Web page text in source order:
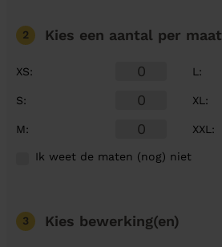
2 Kies een aantal per maat
XS:
S:
M:
L :
XL :
XXL :
Ik weet de maten (nog) niet
3 Kies bewerking(en)